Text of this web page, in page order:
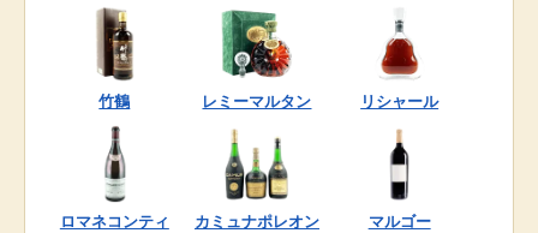
竹鶴 レミーマルタン リシャール
ロマネコンティ カミュナポレオン マルゴー